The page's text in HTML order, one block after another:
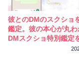
彼とのDMのスクショ
鑑定。彼の本心が丸わ
DMスクショ特別鑑定